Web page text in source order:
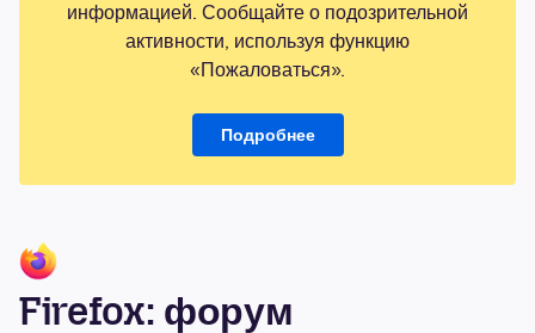
информацией. Сообщайте о подозрительной
активности, используя функцию
«Пожаловаться».
Подробнее
Firefox: форум